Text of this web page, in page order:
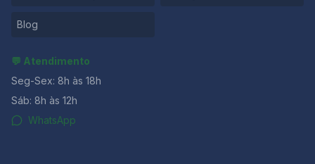
Blog
💬 Atendimento
Seg-Sex: 8h às 18h
Sáb: 8h às 12h
WhatsApp